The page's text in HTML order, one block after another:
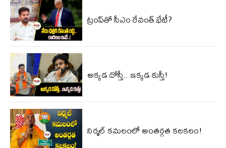
ట్రంప్‌తో సీఎం రేవంత్ భేటీ?
అక్కడ దోస్తీ.. ఇక్కడ కుస్తీ!
నిర్మల్ కమలంలో అంతర్గత కలకలం!